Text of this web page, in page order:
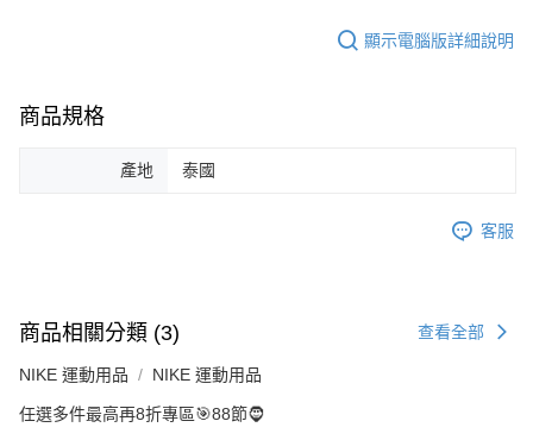
顯示電腦版詳細說明
商品規格
產地 泰國
客服
商品相關分類 (3) 查看全部
NIKE 運動用品 NIKE 運動用品
任選多件最高再8折專區🎯88節🧔